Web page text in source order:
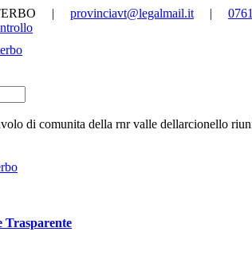
| provinciavt@legalmail.it |
di comunita della rnr valle dellarcionello
Trasparente